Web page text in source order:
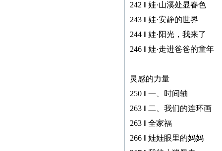
242 ‖ 娃·山溪处显春色
243 ‖ 娃·安静的世界
244 ‖ 娃·阳光，我来了
246 ‖ 娃·走进爸爸的童年
灵感的力量
250 ‖ 一、时间轴
263 ‖ 二、我们的连环画
263 ‖ 全家福
266 ‖ 娃娃眼里的妈妈